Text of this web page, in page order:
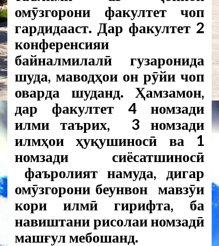
омӯзгорони факултет чоп
гардидааст. Дар факултет 2
конференсияи
байналмилалӣ гузаронида
шуда, маводҳои он рӯйи чоп
оварда шуданд. Ҳамзамон,
дар факултет 4 номзади
илми таърих, 3 номзади
илмҳои ҳуқушиносӣ ва 1
номзади сиёсатшиносӣ
фаъролият намуда, дигар
омӯзгорони беунвон мавзӯи
кори илмӣ гирифта, ба
навиштани рисолаи номзадӣ
машғул мебошанд.